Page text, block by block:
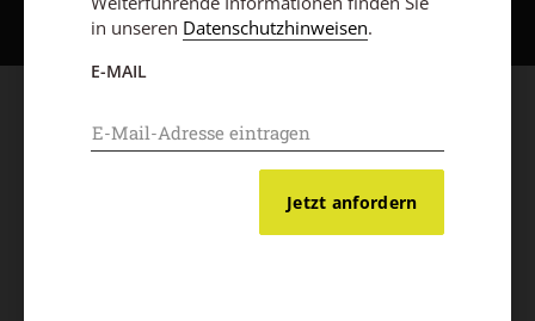
in unseren Datenschutzhinweisen.
E-MAIL
Jetzt anfordern